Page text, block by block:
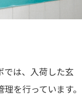
は、 入荷した玄
を行っています。